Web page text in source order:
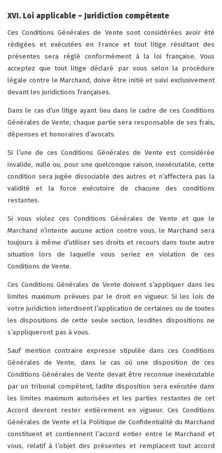
XVI. Loi applicable – Juridiction compétente
Ces Conditions Générales de Vente sont considérées avoir été
rédigées et exécutées en France et tout litige résultant des
présentes sera réglé conformément à la loi française. Vous
acceptez que tout litige déclaré par vous selon la procédure
légale contre le Marchand, doive être initié et suivi exclusivement
devant les juridictions françaises.
Dans le cas d’un litige ayant lieu dans le cadre de ces Conditions
Générales de Vente, chaque partie sera responsable de ses frais,
dépenses et honoraires d’avocats.
Si l’une de ces Conditions Générales de Vente est considérée
invalide, nulle ou, pour une quelconque raison, inexécutable, cette
condition sera jugée dissociable des autres et n’affectera pas la
validité et la force exécutoire de chacune des conditions
restantes.
Si vous violez ces Conditions Générales de Vente et que le
Marchand n’intente aucune action contre vous, le Marchand sera
toujours à même d’utiliser ses droits et recours dans toute autre
situation lors de laquelle vous seriez en violation de ces
Conditions de Vente.
Ces Conditions Générales de Vente doivent s’appliquer dans les
limites maximum prévues par le droit en vigueur. Si les lois de
votre juridiction interdisent l’application de certaines ou de toutes
les dispositions de cette seule section, lesdites dispositions ne
s’appliqueront pas à vous.
Sauf mention contraire expresse stipulée dans ces Conditions
Générales de Vente, dans le cas où une disposition de ces
Conditions Générales de Vente devait être reconnue inexécutable
par un tribunal compétent, ladite disposition sera exécutée dans
les limites maximum autorisées et les parties restantes de cet
Accord devront rester entièrement en vigueur. Ces Conditions
Générales de Vente et la Politique de Confidentialité du Marchand
constituent et contiennent l’accord entier entre le Marchand et
vous, relatif à l’objet des présentes et remplacent tout accord